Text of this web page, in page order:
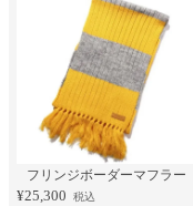
フリンジボーダーマフラー
¥25,300 税込